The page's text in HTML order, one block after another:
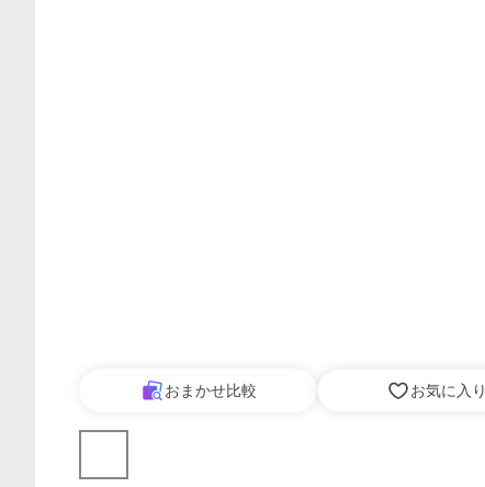
おまかせ比較 お気に入り